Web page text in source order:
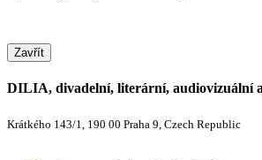
Zavřít
DILIA, divadelní, literární, audiovizuální
Krátkého 143/1, 190 00 Praha 9, Czech Republic